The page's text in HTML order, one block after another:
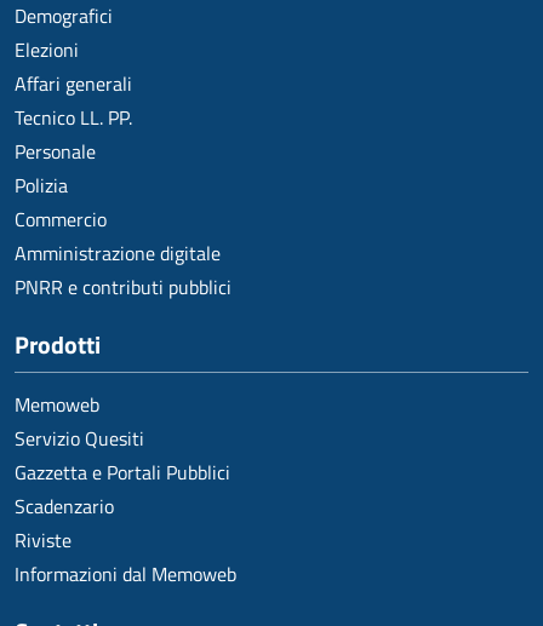
Demografici
Elezioni
Affari generali
Tecnico LL. PP.
Personale
Polizia
Commercio
Amministrazione digitale
PNRR e contributi pubblici
Prodotti
Memoweb
Servizio Quesiti
Gazzetta e Portali Pubblici
Scadenzario
Riviste
Informazioni dal Memoweb